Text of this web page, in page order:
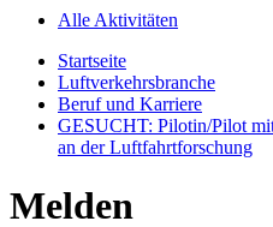
Alle Aktivitäten
Startseite
Luftverkehrsbranche
Beruf und Karriere
GESUCHT: Pilotin/Pilot
an der Luftfahrtforschung
Melden